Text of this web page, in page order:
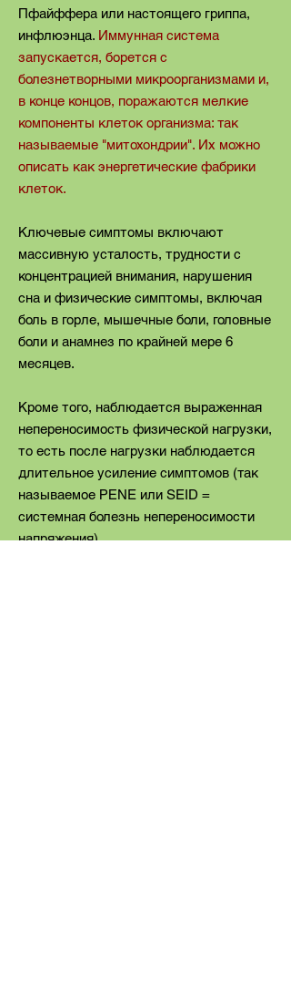
Пфайффера или настоящего гриппа,
инфлюэнца. Иммунная система
запускается, борется с
болезнетворными микроорганизмами и,
в конце концов, поражаются мелкие
компоненты клеток организма: так
называемые "митохондрии". Их можно
описать как энергетические фабрики
клеток.
Ключевые симптомы включают
массивную усталость, трудности с
концентрацией внимания, нарушения
сна и физические симптомы, включая
боль в горле, мышечные боли, головные
боли и анамнез по крайней мере 6
месяцев.
Кроме того, наблюдается выраженная
непереносимость физической нагрузки,
то есть после нагрузки наблюдается
длительное усиление симптомов (так
называемое РЕNE или SEID =
системная болезнь непереносимости
напряжения).